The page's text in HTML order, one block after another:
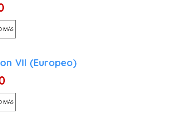
3. Características Principales en PlayStation 5
VII (Europeo)